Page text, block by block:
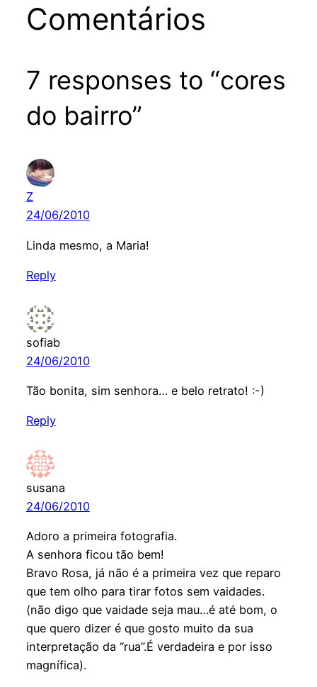
Comentários
7 responses to “cores
do bairro”
Z
24/06/2010
Linda mesmo, a Maria!
Reply
sofiab
24/06/2010
Tão bonita, sim senhora… e belo retrato! :-)
Reply
susana
24/06/2010
Adoro a primeira fotografia.
A senhora ficou tão bem!
Bravo Rosa, já não é a primeira vez que reparo
que tem olho para tirar fotos sem vaidades.
(não digo que vaidade seja mau…é até bom, o
que quero dizer é que gosto muito da sua
interpretação da “rua”.É verdadeira e por isso
magnífica).